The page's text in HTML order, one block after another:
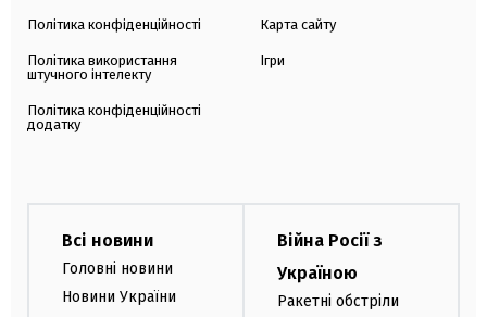
Політика конфіденційності
Політика використання
штучного інтелекту
Політика конфіденційності
додатку
Карта сайту
Ігри
Всі новини
Головні новини
Новини України
Війна Росії з
Україною
Ракетні обстріли